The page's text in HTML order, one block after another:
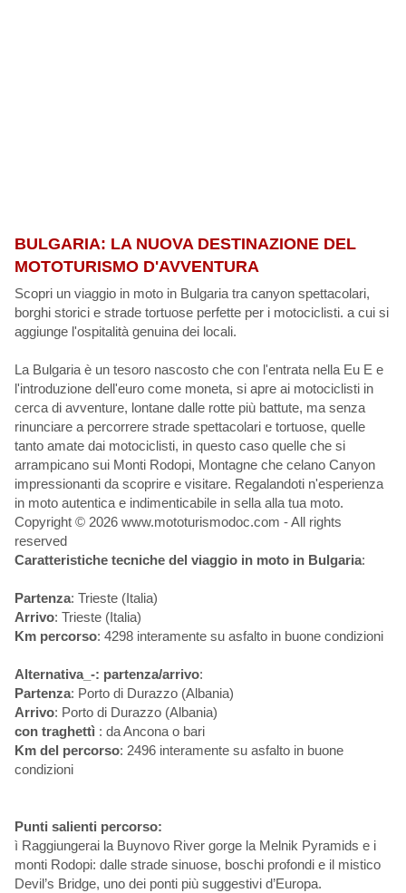
BULGARIA: LA NUOVA DESTINAZIONE DEL
MOTOTURISMO D'AVVENTURA
Scopri un viaggio in moto in Bulgaria tra canyon spettacolari,
borghi storici e strade tortuose perfette per i motociclisti. a cui si
aggiunge l'ospitalità genuina dei locali.
La Bulgaria è un tesoro nascosto che con l'entrata nella Eu E e
l'introduzione dell'euro come moneta, si apre ai motociclisti in
cerca di avventure, lontane dalle rotte più battute, ma senza
rinunciare a percorrere strade spettacolari e tortuose, quelle
tanto amate dai motociclisti, in questo caso quelle che si
arrampicano sui Monti Rodopi, Montagne che celano Canyon
impressionanti da scoprire e visitare. Regalandoti n'esperienza
in moto autentica e indimenticabile in sella alla tua moto.
Copyright © 2026 www.mototurismodoc.com - All rights
reserved
Caratteristiche tecniche del viaggio in moto in Bulgaria:
Partenza: Trieste (Italia)
Arrivo: Trieste (Italia)
Km percorso: 4298 interamente su asfalto in buone condizioni
Alternativa_-: partenza/arrivo:
Partenza: Porto di Durazzo (Albania)
Arrivo: Porto di Durazzo (Albania)
con traghettì : da Ancona o bari
Km del percorso: 2496 interamente su asfalto in buone
condizioni
Punti salienti percorso:
ì Raggiungerai la Buynovo River gorge la Melnik Pyramids e i
monti Rodopi: dalle strade sinuose, boschi profondi e il mistico
Devil’s Bridge, uno dei ponti più suggestivi d’Europa.